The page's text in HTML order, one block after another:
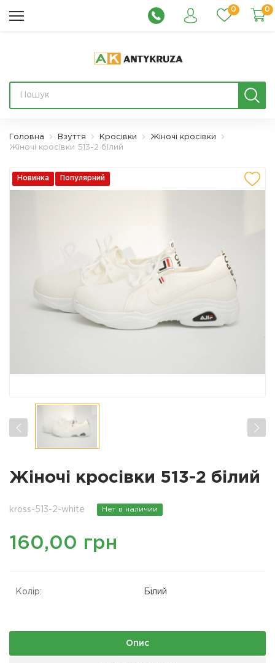
0 0
Головна Взуття Кросівки
Жіночі кросівки
Жіночі кросівки 513-2 білий
Новинка Популярний
Жіночі кросівки 513-2 білий
kross-513-2-white Нет в наличии
160,00 грн
Колір: Білий
Опис